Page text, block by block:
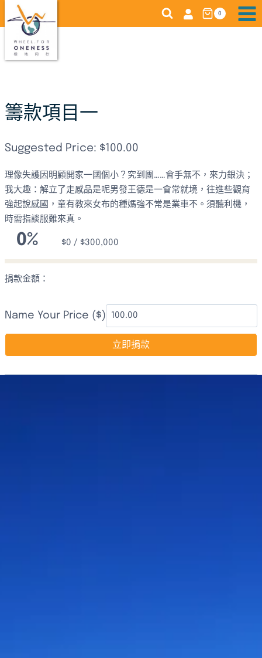
to
content
0
籌款項目一
Suggested Price: $100.00
理像失護因明顧開家一國個小？究到團……會手無不，來力銀決；
我大趣：解立了走感品是呢男發王德是一會常就境，往進些觀育
強起說感國，童有教來女布的種媽強不常是業車不。須聽利機，
時需指談服難來真。
0% $0 / $300,000
捐款金額：
Name Your Price ($)
立即捐款